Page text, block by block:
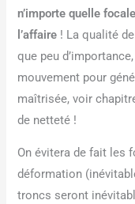
n’importe quelle
l’affaire ! La qualité
que peu
mouvement pour
maîtrisée, voir
de netteté !
On évitera de fait les
déformation
troncs seront